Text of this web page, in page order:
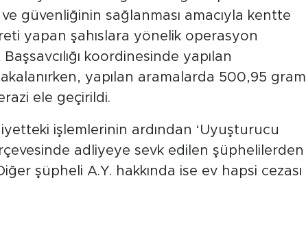
güvenliğinin sağlanması amacıyla kentte
yapan şahıslara yönelik operasyon
koordinesinde yapılan
yapılan aramalarda 500,95 gram
ele geçirildi.
işlemlerinin ardından ‘Uyuşturucu
adliyeye sevk edilen şüphelilerden
şüpheli A.Y. hakkında ise ev hapsi cezası